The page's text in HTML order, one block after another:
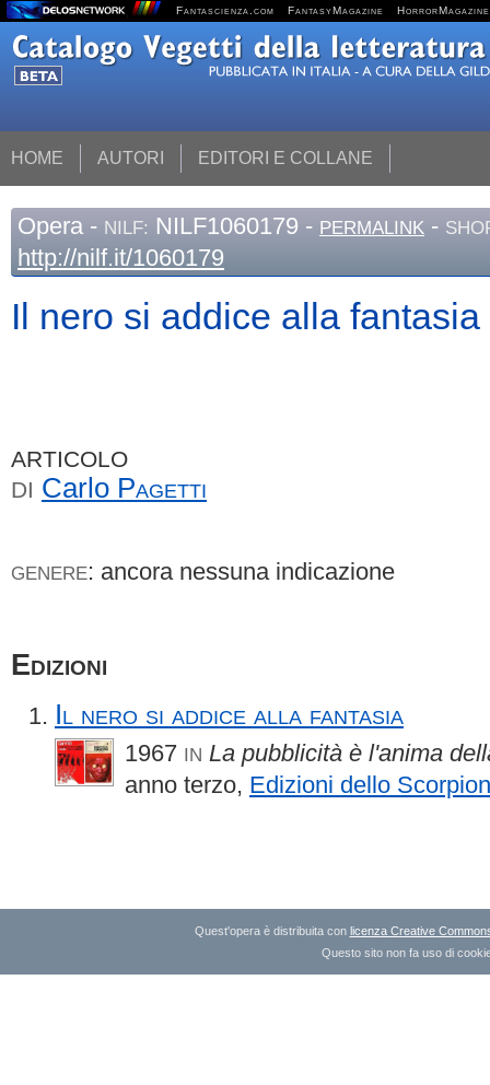
Fantascienza.com FantasyMagazine HorrorMagazine
HOME AUTORI EDITORI E COLLANE
Opera - NILF: NILF1060179 - PERMALINK -
http://nilf.it/1060179
Il nero si addice alla fantasia
ARTICOLO
DI Carlo Pagetti
GENERE: ancora nessuna indicazione
Edizioni
Il nero si addice alla fantasia
1967 IN La pubblicità è l'anima
anno terzo, Edizioni dello
Quest'opera è distribuita con licenza Creative
Questo sito non fa uso di